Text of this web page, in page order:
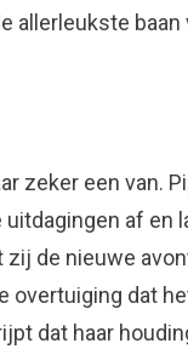
allerleukste
zeker een van.
af en
de nieuwe
overtuiging dat
dat haar